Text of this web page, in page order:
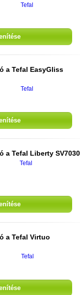
Tefal
a Tefal EasyGliss
Tefal
a Tefal Liberty SV7030
Tefal
a Tefal Virtuo
Tefal